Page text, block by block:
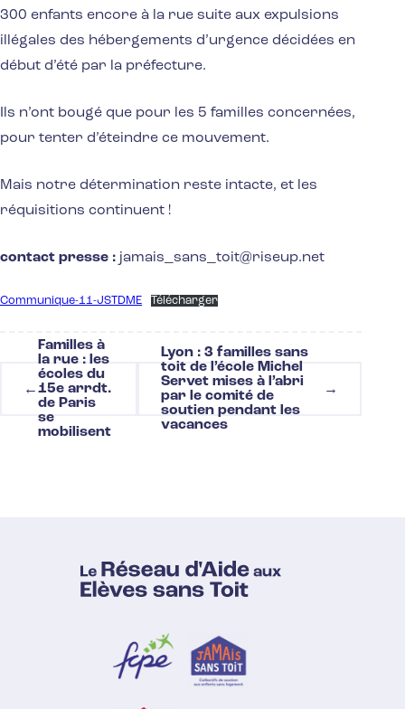
300 enfants encore à la rue suite aux expulsions
illégales des hébergements d’urgence décidées en
début d’été par la préfecture.
Ils n’ont bougé que pour les 5 familles concernées,
pour tenter d’éteindre ce mouvement.
Mais notre détermination reste intacte, et les
réquisitions continuent !
contact presse : jamais_sans_toit@riseup.net
Communique-11-JSTDME Télécharger
Navigation
l’article
←
Familles à
la rue : les
écoles du
15e arrdt.
de Paris
se
mobilisent
Lyon : 3 familles sans
toit de l’école Michel
Servet mises à l’abri
par le comité de
soutien pendant les
vacances
→